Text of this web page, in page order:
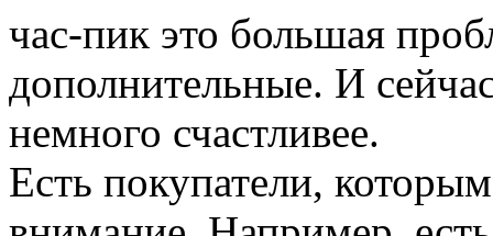
час-пик это большая
дополнительные. И
немного счастливее.
Есть покупатели,